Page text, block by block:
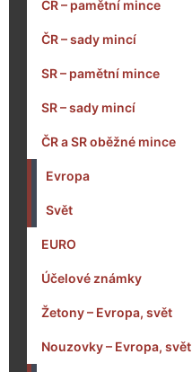
ČR – pamětní mince
ČR – sady mincí
SR – pamětní mince
SR – sady mincí
ČR a SR oběžné mince
Evropa
Svět
EURO
Účelové známky
Žetony – Evropa, svět
Nouzovky – Evropa, svět